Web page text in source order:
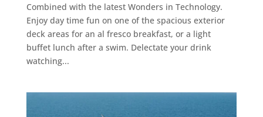
Combined with the latest Wonders in Technology.
Enjoy day time fun on one of the spacious exterior
deck areas for an al fresco breakfast, or a light
buffet lunch after a swim. Delectate your drink
watching...